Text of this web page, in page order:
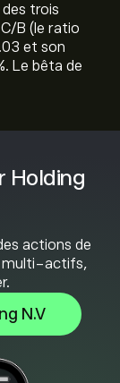
Holding
actions de
multi-actifs,
N.V
trois
B (le ratio
et son
Le bêta de